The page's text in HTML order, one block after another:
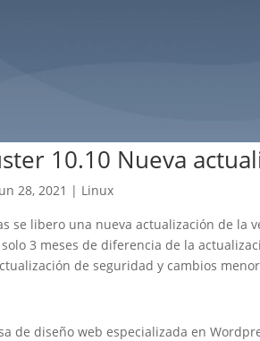
10.10 Nueva
28, 2021 | Linux
se libero una nueva actualización de
3 meses de diferencia de la
de seguridad y cambios
de diseño web especializada en